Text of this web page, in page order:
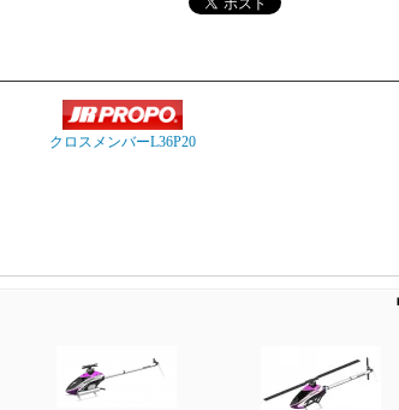
クロスメンバーL36P20